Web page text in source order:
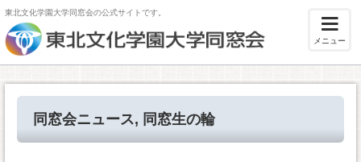
東北文化学園大学同窓会の公式サイトです。
メニュー
同窓会ニュース, 同窓生の輪